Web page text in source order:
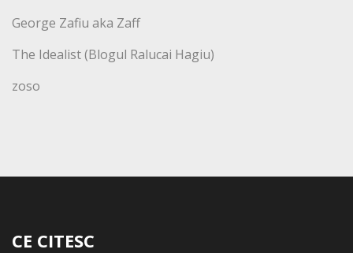
George Zafiu aka Zaff
The Idealist (Blogul Ralucai Hagiu)
zoso
CE CITESC